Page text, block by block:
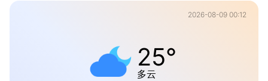
2026-08-09 00:12
25°
多云